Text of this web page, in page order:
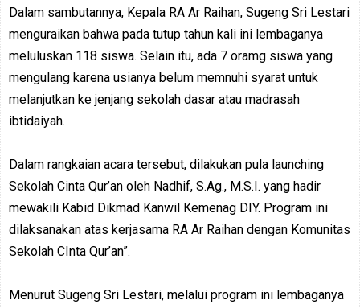
Dalam sambutannya, Kepala RA Ar Raihan, Sugeng Sri Lestari
menguraikan bahwa pada tutup tahun kali ini lembaganya
meluluskan 118 siswa. Selain itu, ada 7 oramg siswa yang
mengulang karena usianya belum memnuhi syarat untuk
melanjutkan ke jenjang sekolah dasar atau madrasah
ibtidaiyah.
Dalam rangkaian acara tersebut, dilakukan pula launching
Sekolah Cinta Qur’an oleh Nadhif, S.Ag., M.S.I. yang hadir
mewakili Kabid Dikmad Kanwil Kemenag DIY. Program ini
dilaksanakan atas kerjasama RA Ar Raihan dengan Komunitas
Sekolah CInta Qur’an”.
Menurut Sugeng Sri Lestari, melalui program ini lembaganya